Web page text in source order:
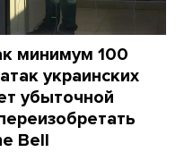
минимум 100
украинских
убыточной
Bell